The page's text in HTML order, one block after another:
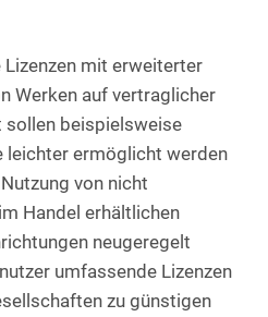
mit erweiterter
Werken auf vertraglicher
sollen beispielsweise
ermöglicht werden
von nicht
Handel erhältlichen
neugeregelt
umfassende Lizenzen
zu günstigen